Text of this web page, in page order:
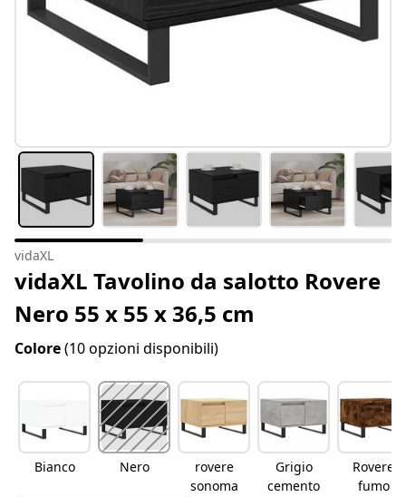
vidaXL
vidaXL Tavolino da salotto Rovere
Nero 55 x 55 x 36,5 cm
Colore(10 opzioni disponibili)
Bianco Nero
rovere
sonoma
Grigio
cemento
Rovere
fumo